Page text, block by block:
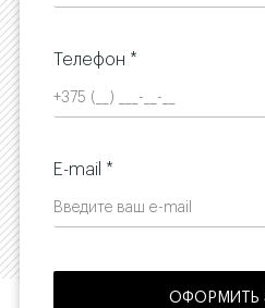
Телефон *
E-mail *